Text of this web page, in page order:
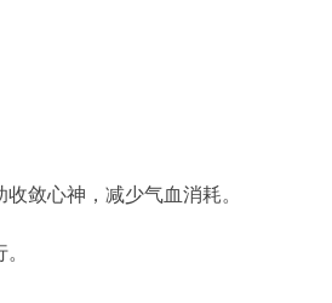
敛心神，减少气血消耗。